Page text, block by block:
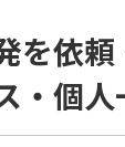
を依
・個人